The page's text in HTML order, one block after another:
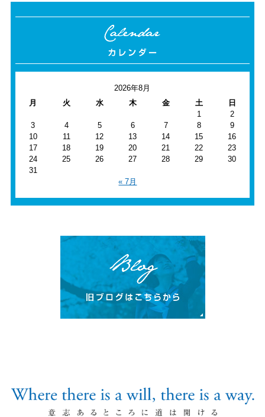
2026年8月
月
火 水 木 金 土
日
1
2
3
4 5 6 7 8
9
10
11 12 13 14 15
16
17
18 19 20 21 22
23
24
25 26 27 28 29
30
31
« 7月